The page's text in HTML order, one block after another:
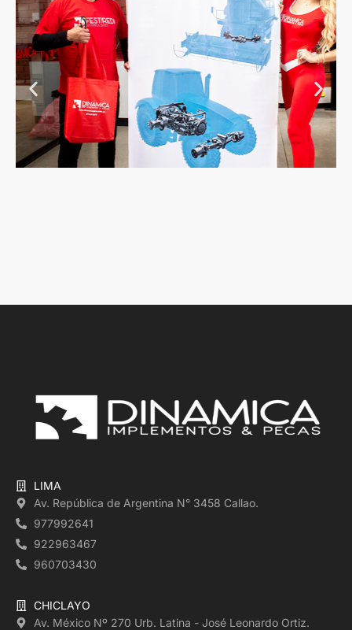
LIMA
Av. República de Argentina N° 3458 Callao.
977992641
922963467
960703430
CHICLAYO
Av. México Nº 270 Urb. Latina - José Leonardo Ortiz.